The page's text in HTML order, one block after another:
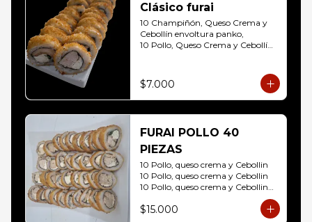
Clásico furai
10 Champiñón, Queso Crema y
Cebollín envoltura panko,
10 Pollo, Queso Crema y Cebollín
$7.000
FURAI POLLO 40
PIEZAS
10 Pollo, queso crema y Cebollin
10 Pollo, queso crema y Cebollin
10 Pollo, queso crema y Cebollin
10 Pollo, queso crema y Cebollin
$15.000